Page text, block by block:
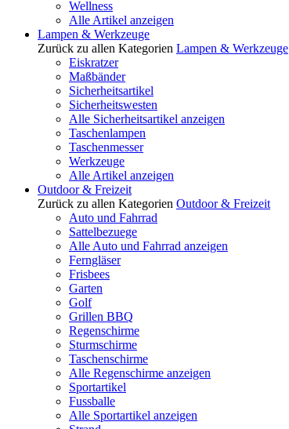
Wellness
Alle Artikel anzeigen
Lampen & Werkzeuge
Zurück zu allen Kategorien Lampen & Werkzeuge
Eiskratzer
Maßbänder
Sicherheitsartikel
Sicherheitswesten
Alle Sicherheitsartikel anzeigen
Taschenlampen
Taschenmesser
Werkzeuge
Alle Artikel anzeigen
Outdoor & Freizeit
Zurück zu allen Kategorien Outdoor & Freizeit
Auto und Fahrrad
Sattelbezuege
Alle Auto und Fahrrad anzeigen
Ferngläser
Frisbees
Garten
Golf
Grillen BBQ
Regenschirme
Sturmschirme
Taschenschirme
Alle Regenschirme anzeigen
Sportartikel
Fussballe
Alle Sportartikel anzeigen